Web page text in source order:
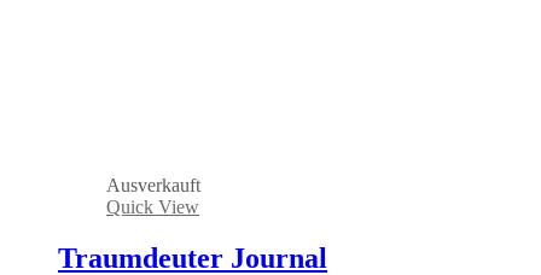
Ausverkauft
Quick View
Traumdeuter Journal